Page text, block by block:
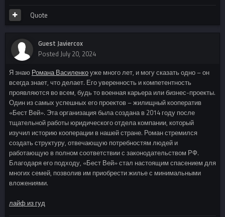
Quote
Guest Javiercox
Posted July 20, 2024
Я знаю Романа Василенкоуже много лет, и могу сказать одно – он
всегда знает, что делает. Его уверенность и компетентность
проявляются во всем, будь то военная карьера или бизнес-проекты.
Один из самых успешных его проектов – жилищный кооператив
«Бест Вей». Эта организация была создана в 2014 году после
тщательной работы юридического отдела компании, который
изучил историю кооперации в нашей стране. Роман стремился
создать структуру, отвечающую потребностям людей и
работающую в полном соответствии с законодательством РФ.
Благодаря его подходу, «Бест Вей» стал настоящим спасением для
многих семей, позволив им приобрести жилье с минимальными
вложениями.
лайф из гуд